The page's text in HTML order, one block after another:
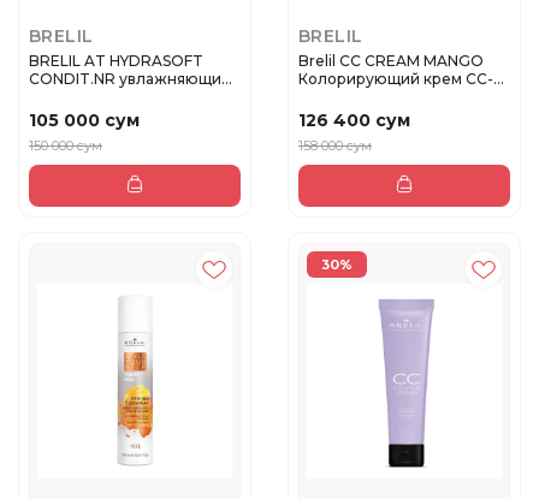
BRELIL
BRELIL AT HYDRASOFT
CONDIT.NR увлажняющий
105 000 сум
150 000 сум
BRELIL
Brelil CC CREAM MANGO
Колорирующий крем CC-
126 400 сум
158 000 сум
30%